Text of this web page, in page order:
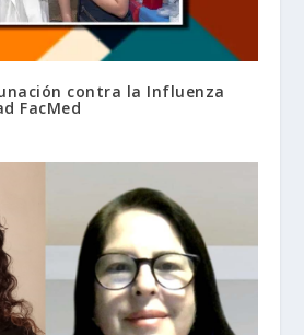
contra la Influenza
FacMed